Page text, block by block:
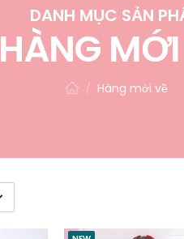
DANH MỤC SẢN
HÀNG
/ Hàng mới về